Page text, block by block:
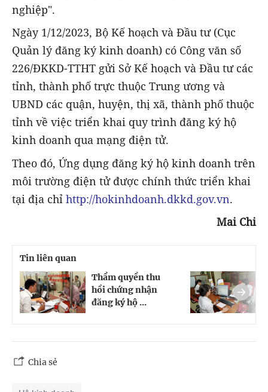
nghiệp".
Ngày 1/12/2023, Bộ Kế hoạch và Đầu tư (Cục
Quản lý đăng ký kinh doanh) có Công văn số
226/ĐKKD-TTHT gửi Sở Kế hoạch và Đầu tư các
tỉnh, thành phố trực thuộc Trung ương và
UBND các quận, huyện, thị xã, thành phố thuộc
tỉnh về việc triển khai quy trình đăng ký hộ
kinh doanh qua mạng điện tử.
Theo đó, Ứng dụng đăng ký hộ kinh doanh trên
môi trường điện tử được chính thức triển khai
tại địa chỉ http://hokinhdoanh.dkkd.gov.vn.
Mai Chi
Tin liên quan
Thẩm quyền thu
hồi chứng nhận
đăng ký hộ ...
Chia sẻ